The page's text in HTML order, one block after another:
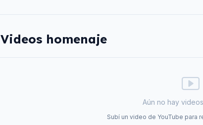
Videos homenaje
Aún no hay
Subí un video de YouTube para